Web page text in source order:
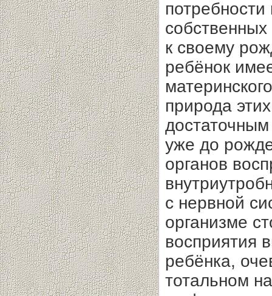
к своему
ребёнок
природа
уже до
органов
с нервной
организме
восприятия
ребёнка,
тотальном